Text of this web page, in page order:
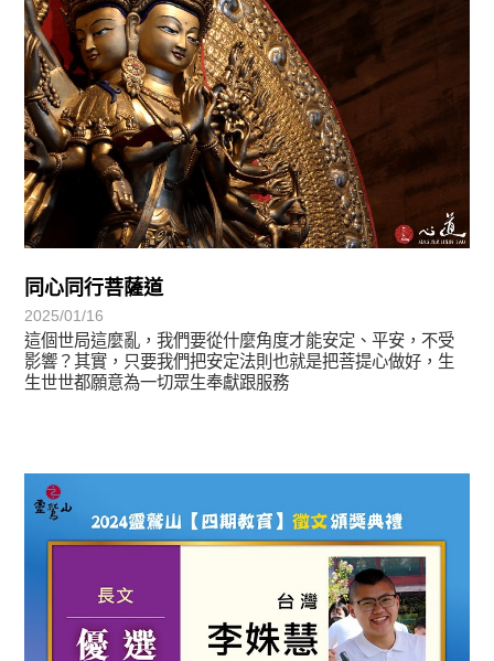
同心同行菩薩道
2025/01/16
這個世局這麼亂，我們要從什麼角度才能安定、平安，不受
影響？其實，只要我們把安定法則也就是把菩提心做好，生
生世世都願意為一切眾生奉獻跟服務